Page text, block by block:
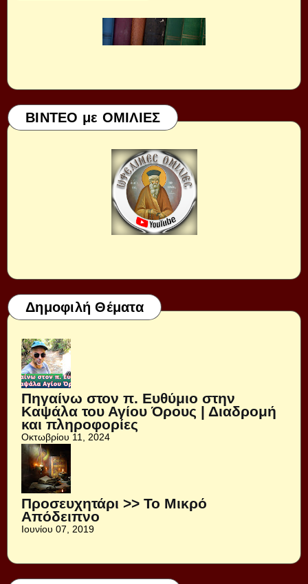
ΒΙΝΤΕΟ με ΟΜΙΛΙΕΣ
Δημοφιλή Θέματα
Πηγαίνω στον π. Ευθύμιο στην
Καψάλα του Αγίου Όρους | Διαδρομή
και πληροφορίες
Οκτωβρίου 11, 2024
Προσευχητάρι >> Το Μικρό
Απόδειπνο
Ιουνίου 07, 2019